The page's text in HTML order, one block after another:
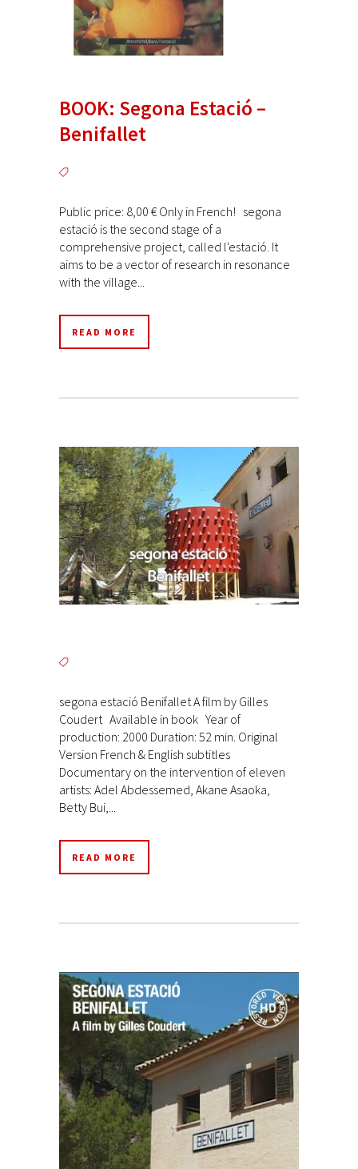
BOOK: Segona Estació –
Benifallet
Public price: 8,00 € Only in French! segona
estació is the second stage of a
comprehensive project, called l'estació. It
aims to be a vector of research in resonance
with the village...
READ MORE
segona estació Benifallet A film by Gilles
Coudert Available in book Year of
production: 2000 Duration: 52 min. Original
Version French & English subtitles
Documentary on the intervention of eleven
artists: Adel Abdessemed, Akane Asaoka,
Betty Bui,...
READ MORE